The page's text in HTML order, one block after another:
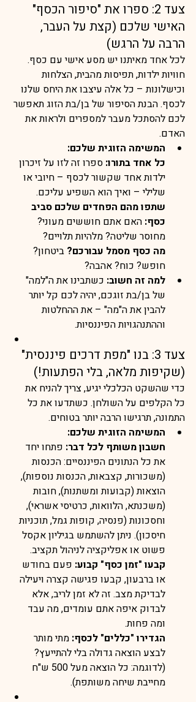
צעד 2: ספרו את "סיפור הכסף"
האישי שלכם (קצת על העבר,
הרבה על הרגש)
לכל אחד מאיתנו יש מסע אישי עם כסף.
חוויות ילדות, תפיסות מהבית, הצלחות
וכישלונות – כל אלה עיצבו את היחס שלנו
לכסף. הבנת הסיפור של בן/בת הזוג תאפשר
לכם להסתכל מעבר למספרים ולראות את
האדם.
המשימה הזוגית שלכם:
כל אחד בתורו: ספרו זה לזו על זיכרון
ילדות אחד שקשור לכסף – חיובי או
שלילי – ואיך הוא השפיע עליכם.
שתפו מהם הפחדים שלכם סביב
כסף: האם אתם חוששים מעוני?
מחוסר שליטה? מלהיות תלויים?
מה כסף מסמל עבורכם? ביטחון?
חופש? כוח? אהבה?
למה זה חשוב: כשתבינו את ה"למה"
של בן/בת זוגכם, יהיה לכם קל יותר
להבין את ה"מה" – את ההחלטות
וההתנהגויות הפיננסיות.
צעד 3: בנו "מפת דרכים פיננסית"
(שקיפות מלאה, בלי הפתעות!)
כדי שהשקט הכלכלי יגיע, צריך להניח את
כל הקלפים על השולחן. כשתדעו את כל
התמונה, תרגישו הרבה יותר בטוחים.
המשימה הזוגית שלכם:
חשבון משותף לכל דבר: פתחו יחד
את כל הנתונים הפיננסיים: הכנסות
(משכורות, קצבאות, הכנסות נוספות),
הוצאות (קבועות ומשתנות), חובות
(משכנתא, הלוואות, כרטיסי אשראי),
וחסכונות (פנסיה, קופות גמל, תוכניות
חיסכון). ניתן להשתמש בגיליון אקסל
פשוט או אפליקציה לניהול תקציב.
קבעו "זמן כסף" קבוע: פעם בחודש
או ברבעון, קבעו פגישה קצרה ויעילה
לבדיקת מצב. זה לא זמן לריב, אלא
לבדוק איפה אתם עומדים, מה עבד
ומה פחות.
הגדירו "כללים" לכסף: מתי מותר
לבצע הוצאה גדולה בלי להתייעץ?
(לדוגמה: כל הוצאה מעל 500 ש"ח
מחייבת שיחה משותפת).